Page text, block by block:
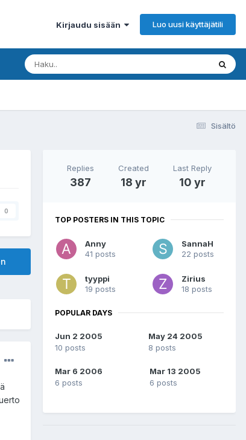
Kirjaudu sisään Luo uusi käyttäjätili
Sisältö
0
Replies
387
Created
18 yr
Last Reply
10 yr
TOP POSTERS IN THIS TOPIC
Anny
41 posts
SannaH
22 posts
tyyppi
19 posts
Zirius
18 posts
POPULAR DAYS
Jun 2 2005
10 posts
May 24 2005
8 posts
Mar 6 2006
6 posts
Mar 13 2005
6 posts